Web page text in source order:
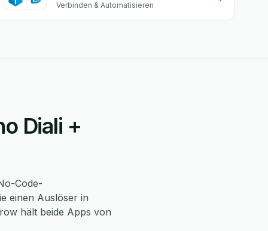
Verbinden & Automatisieren
Diali +
Code-
einen Auslöser in
hält beide Apps von